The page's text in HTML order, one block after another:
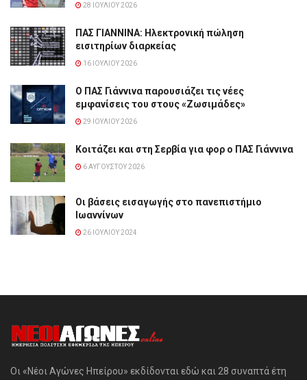
28 ΙΟΥΛΊΟΥ 2026
ΠΑΣ ΓΙΑΝΝΙΝΑ: Hλεκτρονική πώληση
εισιτηρίων διαρκείας
16 ΙΟΥΛΊΟΥ 2026
Ο ΠΑΣ Γιάννινα παρουσιάζει τις νέες
εμφανίσεις του στους «Ζωσιμάδες»
29 ΙΟΥΛΊΟΥ 2026
Κοιτάζει και στη Σερβία για φορ ο ΠΑΣ Γιάννινα
6 ΑΥΓΟΎΣΤΟΥ 2026
Οι βάσεις εισαγωγής στο πανεπιστήμιο
Ιωαννίνων
26 ΙΟΥΛΊΟΥ 2024
Οι «Νέοι Αγώνες Ηπείρου» εκδίδονται εδώ και 28 συναπτά έτη